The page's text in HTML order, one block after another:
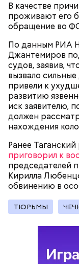
В качестве
проживают его
обращение во
По данным РИА
Джантемиров
судов, заявив,
вызвало
привели к
развитию
иск заявителю,
должен
нахождения
Ранее
приговорил к
председателей
Кирилла
обвинению в
ТЮРЬМЫ
— Гасанов,
продажи и
сетях. С целью
денежных
покупателей
прогнозов
свои личные
счета, —
Родственники
их Гасанову. А
вызвать
распределял их
либопокупал на
Первой
Именно на ней
химикаты,
Следующим
Миссюры
когда молодые
подозреваемый
этиленгликолем.
больнице.